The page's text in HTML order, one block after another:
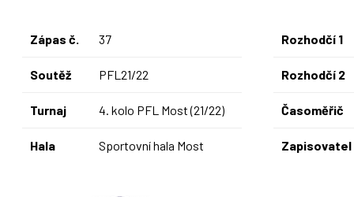
Zápas č. 37
Soutěž PFL21/22
Turnaj 4. kolo PFL Most (21/22)
Hala Sportovní hala Most
Rozhodčí 1
Rozhodčí 2
Časoměřič
Zapisovatel